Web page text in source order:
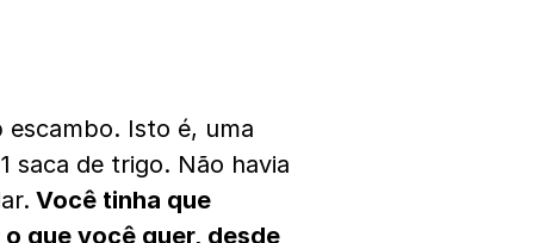
Isto é, uma
saca de trigo. Não havia
Você tinha que
que você quer, desde